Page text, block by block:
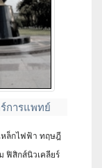
การแพทย์
หล็กไฟฟ้า ทฤษฎี
ฟิสิกส์นิวเคลียร์